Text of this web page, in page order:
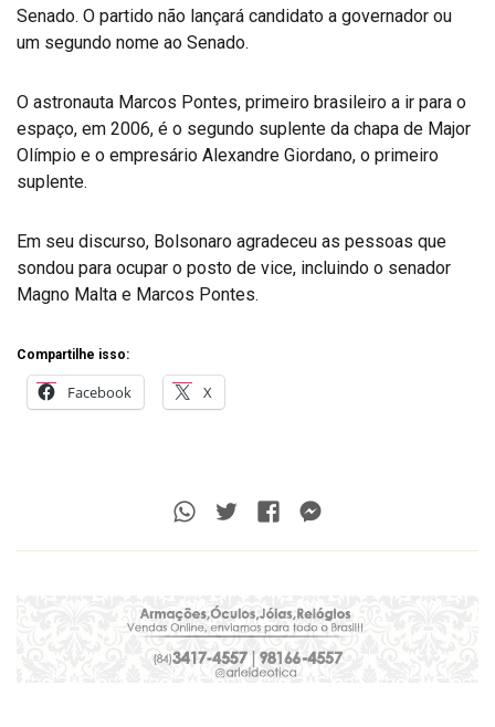
Senado. O partido não lançará candidato a governador ou
um segundo nome ao Senado.
O astronauta Marcos Pontes, primeiro brasileiro a ir para o
espaço, em 2006, é o segundo suplente da chapa de Major
Olímpio e o empresário Alexandre Giordano, o primeiro
suplente.
Em seu discurso, Bolsonaro agradeceu as pessoas que
sondou para ocupar o posto de vice, incluindo o senador
Magno Malta e Marcos Pontes.
Compartilhe isso:
Facebook X
Whatsapp
TwitterFacebook